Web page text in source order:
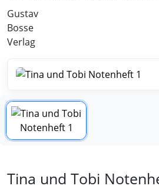
Gustav
Bosse
Verlag
Tina und Tobi